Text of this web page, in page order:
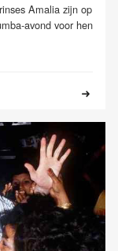
Amalia zijn op
avond voor hen